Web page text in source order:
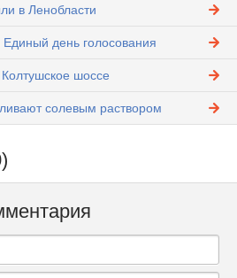
в Ленобласти
Единый день голосования
шоссе
солевым раствором